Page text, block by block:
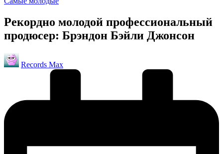
Рекордно молодой профессиональный
продюсер: Брэндон Бэйли Джонсон
Запись
от
Records Max